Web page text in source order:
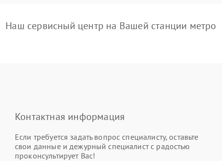
Наш сервисный центр на Вашей станции метро
Контактная информация
Если требуется задать вопрос специалисту, оставьте
свои данные и дежурный специалист с радостью
проконсультирует Вас!